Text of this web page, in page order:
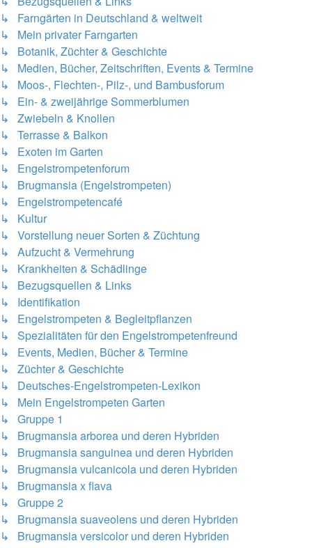
↳ Farngärten in Deutschland & weltweit
↳ Mein privater Farngarten
↳ Botanik, Züchter & Geschichte
↳ Medien, Bücher, Zeitschriften, Events & Termine
↳ Moos-, Flechten-, Pilz-, und Bambusforum
↳ Ein- & zweijährige Sommerblumen
↳ Zwiebeln & Knollen
↳ Terrasse & Balkon
↳ Exoten im Garten
↳ Engelstrompetenforum
↳ Brugmansia (Engelstrompeten)
↳ Engelstrompetencafé
↳ Kultur
↳ Vorstellung neuer Sorten & Züchtung
↳ Aufzucht & Vermehrung
↳ Krankheiten & Schädlinge
↳ Bezugsquellen & Links
↳ Identifikation
↳ Engelstrompeten & Begleitpflanzen
↳ Spezialitäten für den Engelstrompetenfreund
↳ Events, Medien, Bücher & Termine
↳ Züchter & Geschichte
↳ Deutsches-Engelstrompeten-Lexikon
↳ Mein Engelstrompeten Garten
↳ Gruppe 1
↳ Brugmansia arborea und deren Hybriden
↳ Brugmansia sanguinea und deren Hybriden
↳ Brugmansia vulcanicola und deren Hybriden
↳ Brugmansia x flava
↳ Gruppe 2
↳ Brugmansia suaveolens und deren Hybriden
↳ Brugmansia versicolor und deren Hybriden